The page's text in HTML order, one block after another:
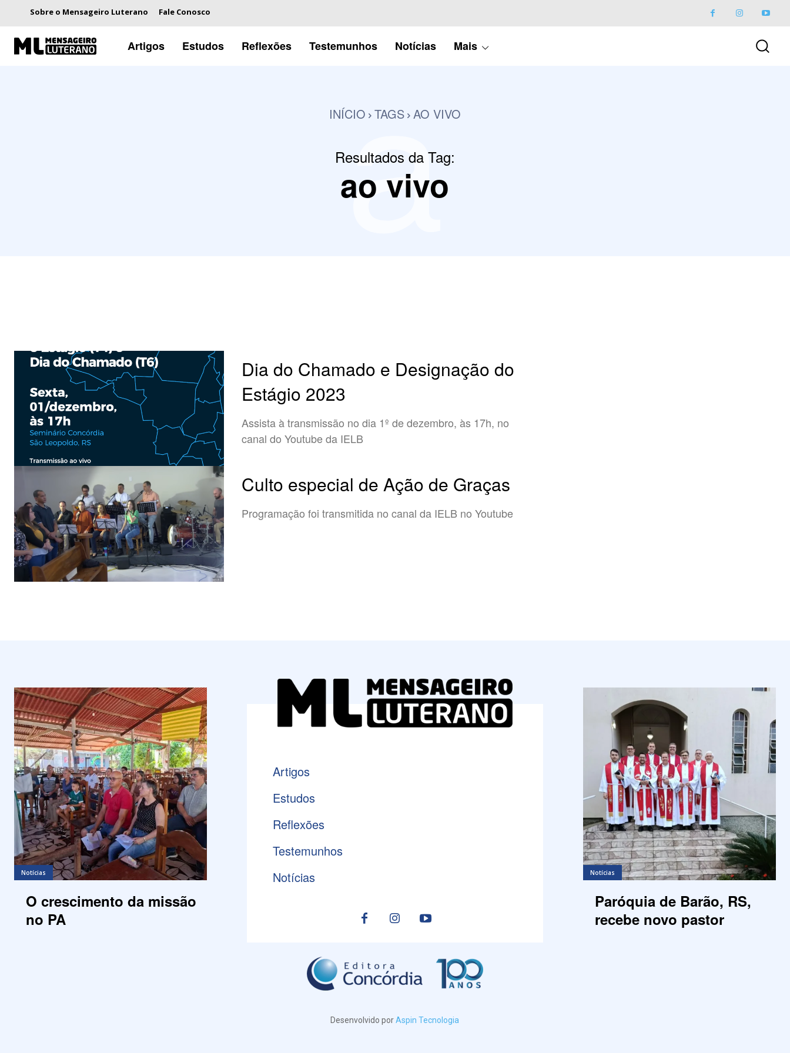
Sobre o Mensageiro Luterano Fale Conosco
Artigos Estudos Reflexões Testemunhos Notícias Mais
INÍCIO TAGS AO VIVO
Resultados da Tag:
ao vivo
a
Dia do Chamado e Designação do
Estágio 2023
Assista à transmissão no dia 1º de dezembro, às 17h, no
canal do Youtube da IELB
Culto especial de Ação de Graças
Programação foi transmitida no canal da IELB no Youtube
Notícias
O crescimento da missão
no PA
Artigos
Estudos
Reflexões
Testemunhos
Notícias
Desenvolvido porAspin Tecnologia
Notícias
Paróquia de Barão, RS,
recebe novo pastor